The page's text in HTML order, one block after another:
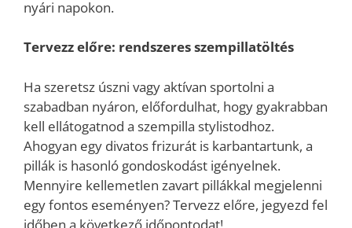
nyári napokon.
Tervezz előre: rendszeres szempillatöltés
Ha szeretsz úszni vagy aktívan sportolni a
szabadban nyáron, előfordulhat, hogy gyakrabban
kell ellátogatnod a szempilla stylistodhoz.
Ahogyan egy divatos frizurát is karbantartunk, a
pillák is hasonló gondoskodást igényelnek.
Mennyire kellemetlen zavart pillákkal megjelenni
egy fontos eseményen? Tervezz előre, jegyezd fel
időben a következő időpontodat!